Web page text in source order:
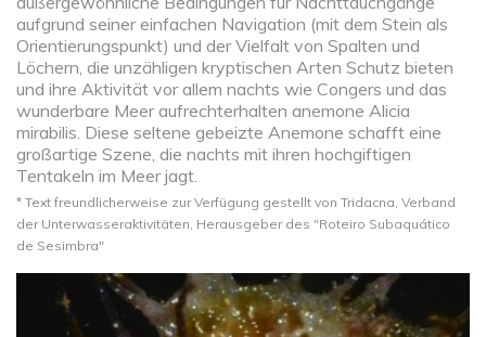
aufgrund seiner einfachen Navigation (mit dem Stein als
Orientierungspunkt) und der Vielfalt von Spalten und
Löchern, die unzähligen kryptischen Arten Schutz bieten
und ihre Aktivität vor allem nachts wie Congers und das
wunderbare Meer aufrechterhalten anemone Alicia
mirabilis. Diese seltene gebeizte Anemone schafft eine
großartige Szene, die nachts mit ihren hochgiftigen
Tentakeln im Meer jagt.
* Text freundlicherweise zur Verfügung gestellt von Tridacna, Verband
der Unterwasseraktivitäten, Herausgeber des "Roteiro Subaquático
de Sesimbra"​